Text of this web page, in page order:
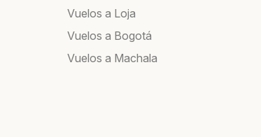
Vuelos a Loja
Vuelos a Bogotá
Vuelos a Machala